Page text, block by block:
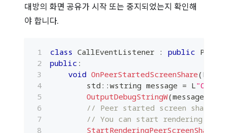
대방의 화면 공유가 시작 또는 중지되었는지 확인해
야 합니다.
class CallEventListener : public
public :
void OnPeerStartedScreenShare(
        std
:: wstring message = L
OutputDebugStringW(message
// Peer started screen share.
// You can start rendering
StartRenderingPeerScreenShare